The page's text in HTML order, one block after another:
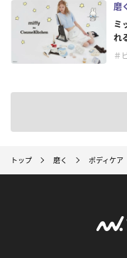
磨
ミ
れ
＃
トップ 磨く ボディケア